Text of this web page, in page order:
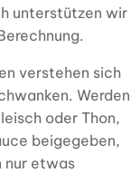
unterstützen wir
verstehen sich
Werden
oder Thon,
beigegeben,
nur etwas